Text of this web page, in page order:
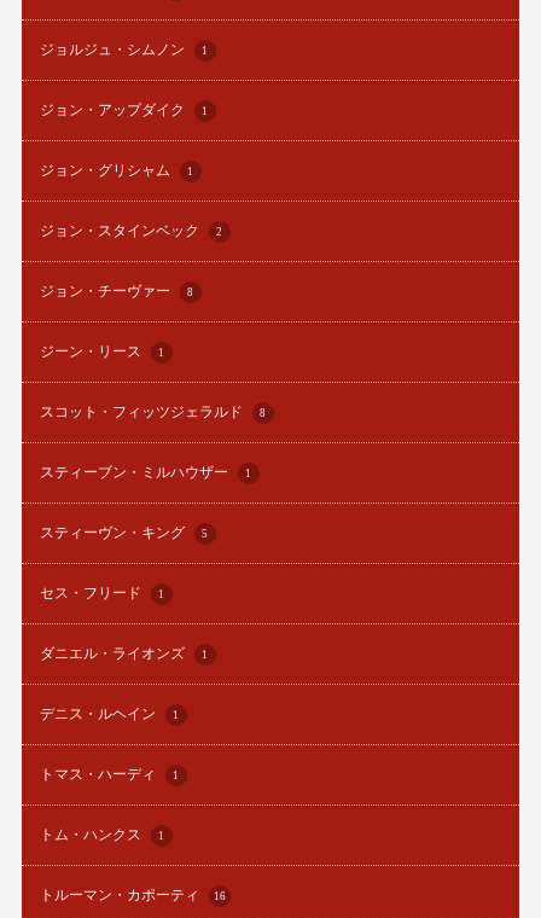
ジョルジュ・シムノン 1
ジョン・アップダイク 1
ジョン・グリシャム 1
ジョン・スタインベック 2
ジョン・チーヴァー 8
ジーン・リース 1
スコット・フィッツジェラルド 8
スティーブン・ミルハウザー 1
スティーヴン・キング 5
セス・フリード 1
ダニエル・ライオンズ 1
デニス・ルヘイン 1
トマス・ハーディ 1
トム・ハンクス 1
トルーマン・カポーティ 16